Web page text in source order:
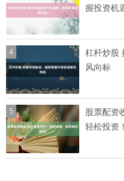
握投资机
4
杠杆炒股
风向标
5
股票配资
轻松投资！